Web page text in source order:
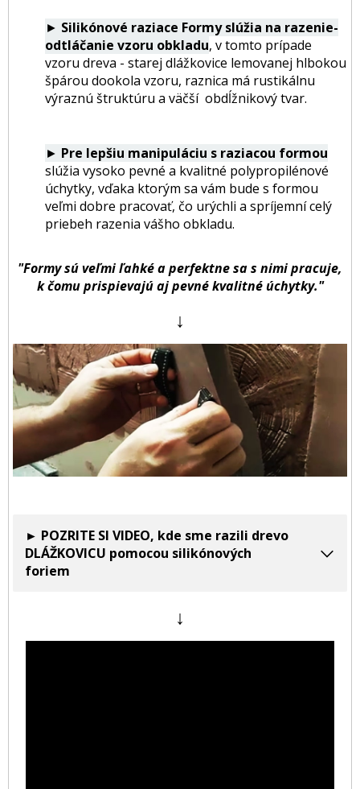
► Silikónové raziace Formy slúžia na razenie-
odtláčanie vzoru obkladu, v tomto prípade
vzoru dreva - starej dlážkovice lemovanej hlbokou
špárou dookola vzoru, raznica má rustikálnu
výraznú štruktúru a väčší obdĺžnikový tvar.
► Pre lepšiu manipuláciu s raziacou formou
slúžia vysoko pevné a kvalitné polypropilénové
úchytky, vďaka ktorým sa vám bude s formou
veľmi dobre pracovať, čo urýchli a spríjemní celý
priebeh razenia vášho obkladu.
"Formy sú veľmi ľahké a perfektne sa s nimi pracuje,
k čomu prispievajú aj pevné kvalitné úchytky."
↓
► POZRITE SI VIDEO, kde sme razili drevo
DLÁŽKOVICU pomocou silikónových
foriem
↓